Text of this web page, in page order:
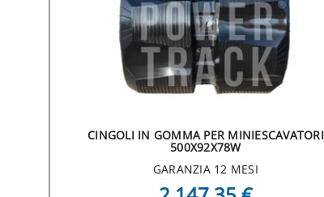
CINGOLI IN GOMMA PER MINIESCAVATORI
500X92X78W
GARANZIA 12 MESI